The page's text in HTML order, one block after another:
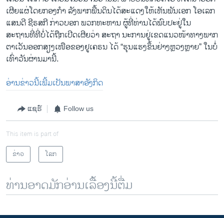
ເຜີຍແຜ່ໂດຍກອງກຳ ລັງພາກພື້ນດິນໄດ້ສະແດງໃຫ້ເຫັນພັນເອກ ໂອເລກ
ແສນດີ ຊີຣສກີ ກ່າວບອກ ພວກທະຫານ ຜູ້ທີ່ທ່ານໄດ້ພົບປະຢູ່ໃນ
ສະຖານທີ່ທີ່ບໍ່ໄດ້ຖືກເປີດເຜີຍວ່າ ສະຖາ ນະການຢູ່ເຂດແນວໜ້າທາງພາກ
ຕາເວັນອອກສຽງເໜືອຂອງຢູເຄຣນ ໄດ້ “ຮຸນ​ແຮງຂຶ້ນຢ່າງຫຼວງຫຼາຍ” ໃນບໍ່
ເທົ່າວັນຜ່ານມານີ້.
ອ່ານຂ່າວນີ້ເພີ້ມເປັນພາສາອັງກິດ
ແຊຣ໌ Follow us
This item is part of
ຂ່າວ
ໂລກ
ທ່ານອາດມັກອ່ານເລື້ອງນີ້ຕື່ມ